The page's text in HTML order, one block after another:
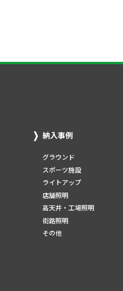
納入事例
グラウンド
スポーツ施設
ライトアップ
店舗照明
高天井・工場照明
街路照明
その他